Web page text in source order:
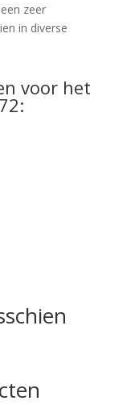
zeer
in diverse
voor het